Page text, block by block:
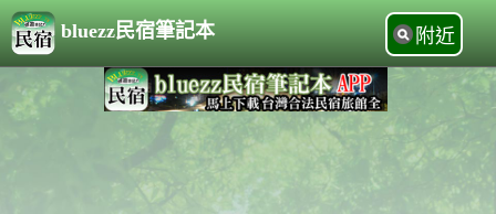
bluezz民宿筆記本 附近